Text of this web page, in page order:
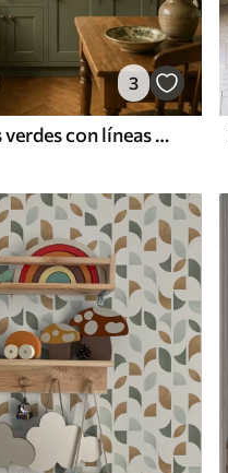
3
Rayas onduladas verdes con líneas punteadas